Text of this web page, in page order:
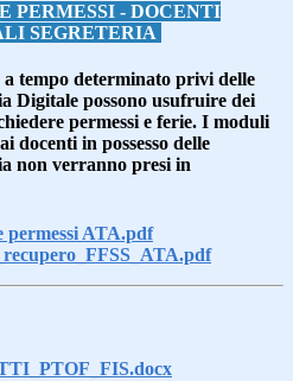
PERMESSI - DOCENTI
SEGRETERIA
tempo determinato privi delle
Digitale possono usufruire dei
permessi e ferie. I moduli
docenti in possesso delle
non verranno presi in
permessi ATA.pdf